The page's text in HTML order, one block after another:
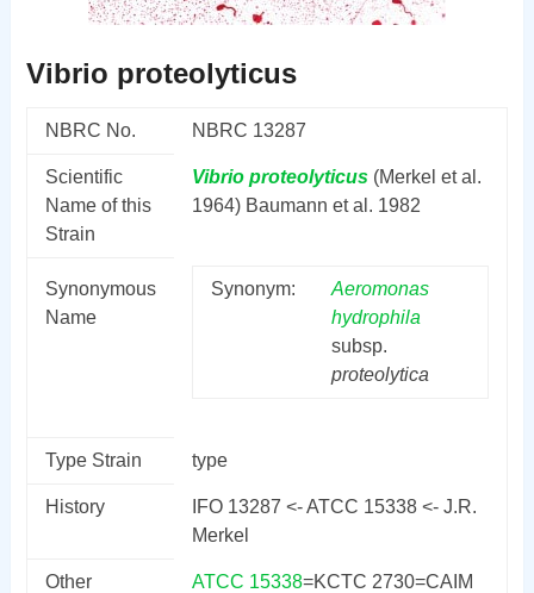
Vibrio proteolyticus
NBRC No. NBRC 13287
Scientific
Name of this
Strain
Vibrio proteolyticus(Merkel et al.
1964) Baumann et al. 1982
Synonymous
Name
Synonym:
Aeromonas
hydrophila
subsp.
proteolytica
Type Strain type
History
IFO 13287 <- ATCC 15338 <- J.R.
Merkel
Other
ATCC 15338=KCTC 2730=CAIM